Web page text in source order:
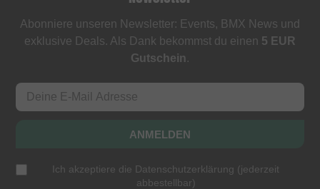
Abonniere unseren Newsletter: Events, BMX News und
exklusive Deals. Als Dank bekommst du einen 5 EUR
Gutschein.
ANMELDEN
Ich akzeptiere die Datenschutzerklärung (jederzeit
abbestellbar)